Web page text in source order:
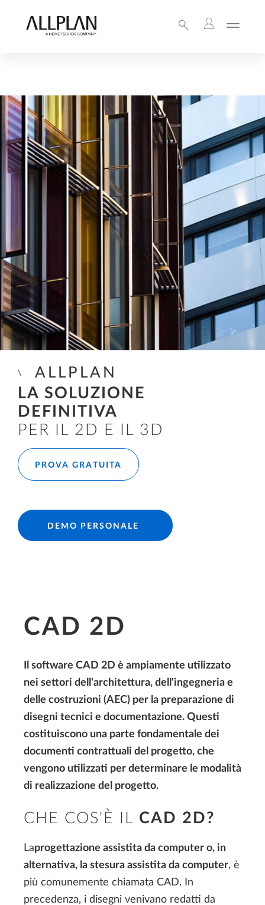
ALLPLAN
LA SOLUZIONE
DEFINITIVA
PER IL 2D E IL 3D
PROVA GRATUITA
DEMO PERSONALE
CAD 2D
Il software CAD 2D è ampiamente utilizzato
nei settori dell'architettura, dell'ingegneria e
delle costruzioni (AEC) per la preparazione di
disegni tecnici e documentazione. Questi
costituiscono una parte fondamentale dei
documenti contrattuali del progetto, che
vengono utilizzati per determinare le modalità
di realizzazione del progetto.
CHE COS'È IL CAD 2D?
Laprogettazione assistita da computer o, in
alternativa, la stesura assistita da computer, è
più comunemente chiamata CAD. In
precedenza, i disegni venivano redatti da